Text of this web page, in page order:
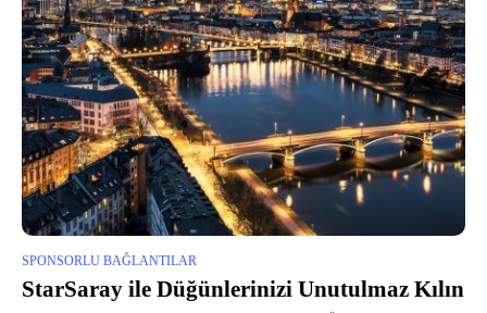
SPONSORLU BAĞLANTILAR
StarSaray ile Düğünlerinizi Unutulmaz Kılın